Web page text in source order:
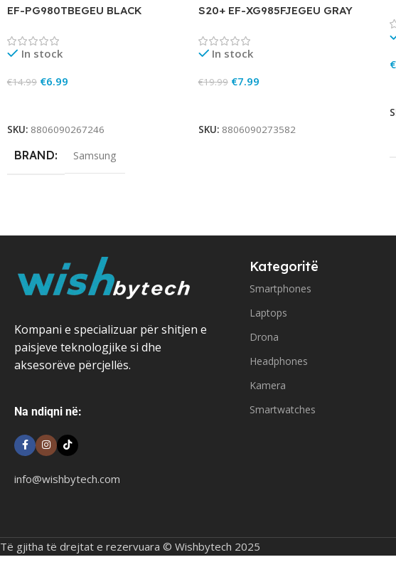
EF-PG980TBEGEU BLACK
In stock
€14.99 €6.99
SKU: 8806090267246
BRAND Samsung
S20+ EF-XG985FJEGEU GRAY
In stock
€19.99 €7.99
SKU: 8806090273582
€
Kompani e specializuar për shitjen e
paisjeve teknologjike si dhe
aksesorëve përcjellës.
Na ndiqni në:
info@wishbytech.com
Kategoritë
Smartphones
Laptops
Drona
Headphones
Kamera
Smartwatches
Të gjitha të drejtat e rezervuara © Wishbytech 2025